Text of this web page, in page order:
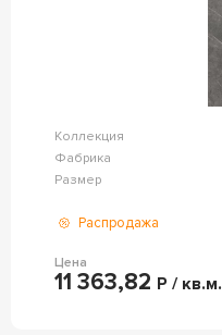
Коллекция
Фабрика
Размер
Распродажа
Цена
11 363,82 Р / кв.м.